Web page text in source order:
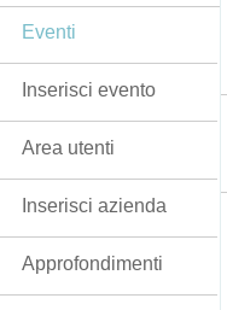
Eventi
Inserisci evento
Area utenti
Inserisci azienda
Approfondimenti